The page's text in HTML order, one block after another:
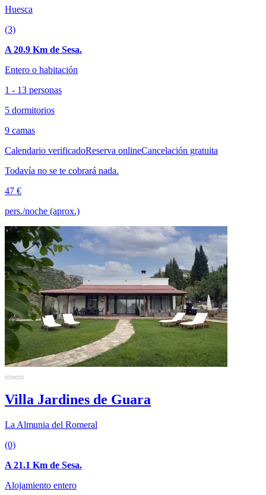
Huesca
(3)
A 20.9 Km de Sesa.
Entero o habitación
1 - 13 personas
5 dormitorios
9 camas
Calendario verificadoReserva onlineCancelación gratuita
Todavía no se te cobrará nada.
47 €
pers./noche (aprox.)
Villa Jardines de Guara
La Almunia del Romeral
(0)
A 21.1 Km de Sesa.
Alojamiento entero